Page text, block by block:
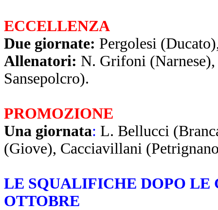
ECCELLENZA
Due giornate: Pergolesi
Allenatori: N. Grifoni
Sansepolcro).
PROMOZIONE
Una giornata: L. Bellucci
(Giove), Cacciavillani
LE SQUALIFICHE DOPO LE
OTTOBRE